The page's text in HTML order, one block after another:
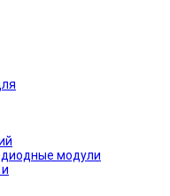
модули